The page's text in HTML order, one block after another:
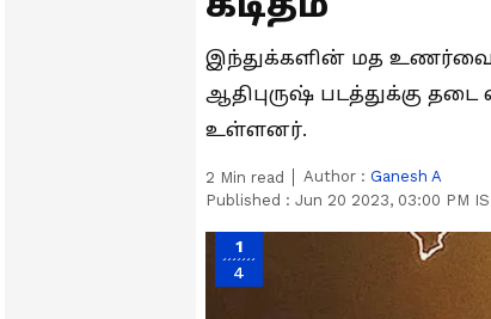
இந்துக்களின் மத
ஆதிபுருஷ் படத்துக்கு தடை
உள்ளனர்.
2 Min read Author : Ganesh A
Published : Jun 20 2023, 03:00 PM
1
4